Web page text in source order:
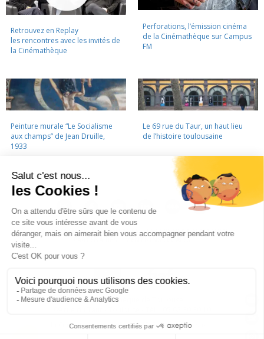
Retrouvez en Replay
les rencontres avec les invités de
la Cinémathèque
Perforations, l’émission cinéma
de la Cinémathèque sur Campus
FM
Peinture murale “Le Socialisme
aux champs” de Jean Druille,
1933
Le 69 rue du Taur, un haut lieu
de l’histoire toulousaine
LA CINÉMATHÈQUE · CONTACTS · LETTRE D'INFORMATION ·
PARTENAIRES · MENTIONS LÉGALES
La Cinémathèque de Toulouse
La Cinémathèque de Toulouse © 2015. Tous droits réservés.